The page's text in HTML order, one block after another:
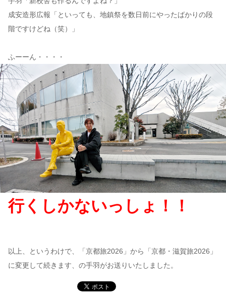
成安造形広報「といっても、地鎮祭を数日前にやったばかりの段
階ですけどね（笑）」
ふーーん・・・・
行くしかないっしょ！！
以上、というわけで、「京都旅2026」から「京都・滋賀旅2026」
に変更して続きます、の手羽がお送りいたしました。